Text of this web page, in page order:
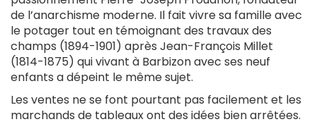
de l’anarchisme moderne. Il fait vivre sa famille avec
le potager tout en témoignant des travaux des
champs (1894-1901) après Jean-François Millet
(1814-1875) qui vivant à Barbizon avec ses neuf
enfants a dépeint le même sujet.
Les ventes ne se font pourtant pas facilement et les
marchands de tableaux ont des idées bien arrêtées.